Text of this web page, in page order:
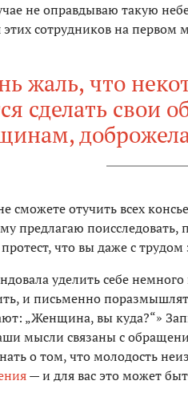
не оправдываю такую
сотрудников на первом
жаль, что
сделать свои
сможете отучить всех
предлагаю
что вы даже с трудом
уделить себе немного
и письменно
„Женщина, вы куда?“»
мысли связаны с
о том, что молодость
— и для вас это может